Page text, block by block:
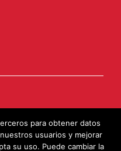
para obtener datos
usuarios y mejorar
su uso. Puede cambiar la